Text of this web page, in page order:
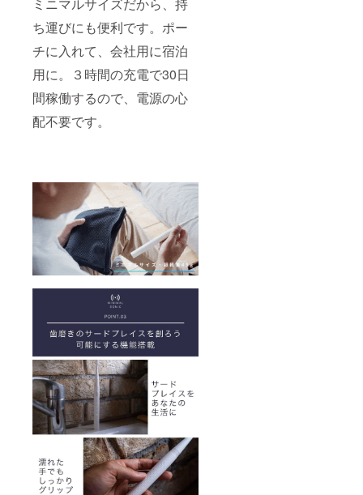
ち運びにも便利です。ポー
チに入れて、会社用に宿泊
用に。３時間の充電で30日
間稼働するので、電源の心
配不要です。